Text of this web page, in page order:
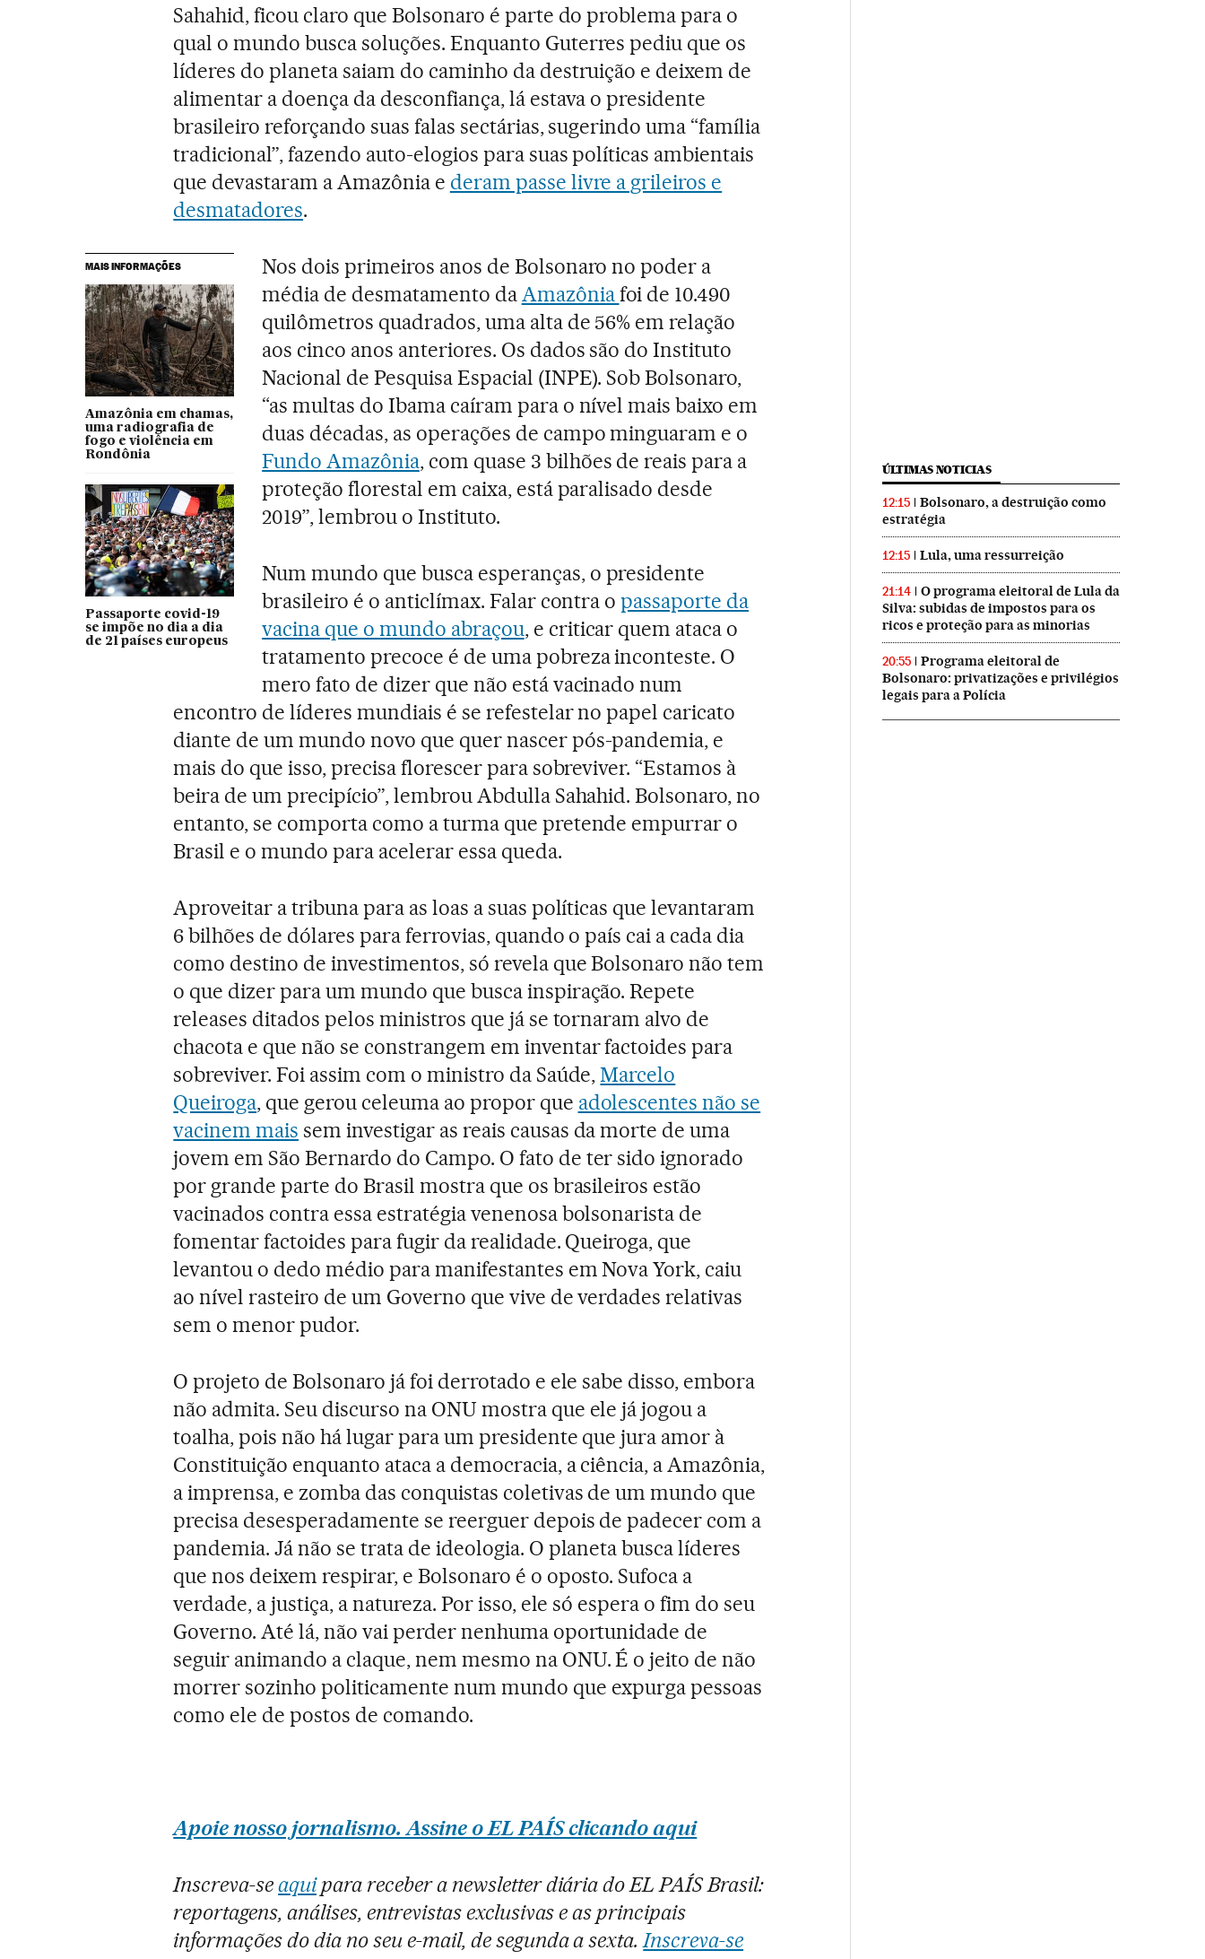
Sahahid, ficou claro que Bolsonaro é parte do problema para o
qual o mundo busca soluções. Enquanto Guterres pediu que os
líderes do planeta saiam do caminho da destruição e deixem de
alimentar a doença da desconfiança, lá estava o presidente
brasileiro reforçando suas falas sectárias, sugerindo uma “família
tradicional”, fazendo auto-elogios para suas políticas ambientais
que devastaram a Amazônia e deram passe livre a grileiros e
desmatadores.
MAIS INFORMAÇÕES
Amazônia em chamas,
uma radiografia de
fogo e violência em
Rondônia
Passaporte covid-19
se impõe no dia a dia
de 21 países europeus
Nos dois primeiros anos de Bolsonaro no poder a
média de desmatamento daAmazôniafoi de 10.490
quilômetros quadrados, uma alta de 56% em relação
aos cinco anos anteriores. Os dados são do Instituto
Nacional de Pesquisa Espacial (INPE). Sob Bolsonaro,
“as multas do Ibama caíram para o nível mais baixo em
duas décadas, as operações de campo minguaram e o
Fundo Amazônia, com quase 3 bilhões de reais para a
proteção florestal em caixa, está paralisado desde
2019”, lembrou o Instituto.
Num mundo que busca esperanças, o presidente
brasileiro é o anticlímax. Falar contra opassaporte da
vacina que o mundo abraçou, e criticar quem ataca o
tratamento precoce é de uma pobreza inconteste. O
mero fato de dizer que não está vacinado num
encontro de líderes mundiais é se refestelar no papel caricato
diante de um mundo novo que quer nascer pós-pandemia, e
mais do que isso, precisa florescer para sobreviver. “Estamos à
beira de um precipício”, lembrou Abdulla Sahahid. Bolsonaro, no
entanto, se comporta como a turma que pretende empurrar o
Brasil e o mundo para acelerar essa queda.
Aproveitar a tribuna para as loas a suas políticas que levantaram
6 bilhões de dólares para ferrovias, quando o país cai a cada dia
como destino de investimentos, só revela que Bolsonaro não tem
o que dizer para um mundo que busca inspiração. Repete
releases ditados pelos ministros que já se tornaram alvo de
chacota e que não se constrangem em inventar factoides para
sobreviver. Foi assim com o ministro da Saúde,Marcelo
Queiroga, que gerou celeuma ao propor que adolescentes não se
vacinem mais sem investigar as reais causas da morte de uma
jovem em São Bernardo do Campo. O fato de ter sido ignorado
por grande parte do Brasil mostra que os brasileiros estão
vacinados contra essa estratégia venenosa bolsonarista de
fomentar factoides para fugir da realidade. Queiroga, que
levantou o dedo médio para manifestantes em Nova York, caiu
ao nível rasteiro de um Governo que vive de verdades relativas
sem o menor pudor.
O projeto de Bolsonaro já foi derrotado e ele sabe disso, embora
não admita. Seu discurso na ONU mostra que ele já jogou a
toalha, pois não há lugar para um presidente que jura amor à
Constituição enquanto ataca a democracia, a ciência, a Amazônia,
a imprensa, e zomba das conquistas coletivas de um mundo que
precisa desesperadamente se reerguer depois de padecer com a
pandemia. Já não se trata de ideologia. O planeta busca líderes
que nos deixem respirar, e Bolsonaro é o oposto. Sufoca a
verdade, a justiça, a natureza. Por isso, ele só espera o fim do seu
Governo. Até lá, não vai perder nenhuma oportunidade de
seguir animando a claque, nem mesmo na ONU. É o jeito de não
morrer sozinho politicamente num mundo que expurga pessoas
como ele de postos de comando.
Apoie nosso jornalismo. Assine o EL PAÍS clicando aqui
Inscreva-seaquipara receber a newsletter diária do EL PAÍS Brasil:
reportagens, análises, entrevistas exclusivas e as principais
informações do dia no seu e-mail, de segunda a sexta.Inscreva-se
ÚLTIMAS NOTICIAS
12:15
Bolsonaro, a destruição como
estratégia
12:15 Lula, uma ressurreição
21:14
O programa eleitoral de Lula da
Silva: subidas de impostos para os
ricos e proteção para as minorias
20:55
Programa eleitoral de
Bolsonaro: privatizações e privilégios
legais para a Polícia